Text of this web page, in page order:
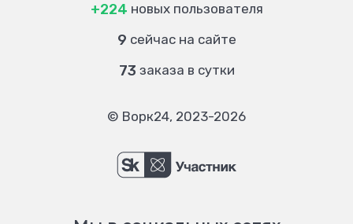
+224 новых пользователя
9 сейчас на сайте
73 заказа в сутки
© Ворк24, 2023-2026